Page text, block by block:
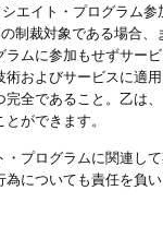
エイト・プログラム
制裁対象である場合
ムに参加もせずサー
およびサービスに適
全であること。乙は
ができます。
プログラムに関連し
についても責任を負